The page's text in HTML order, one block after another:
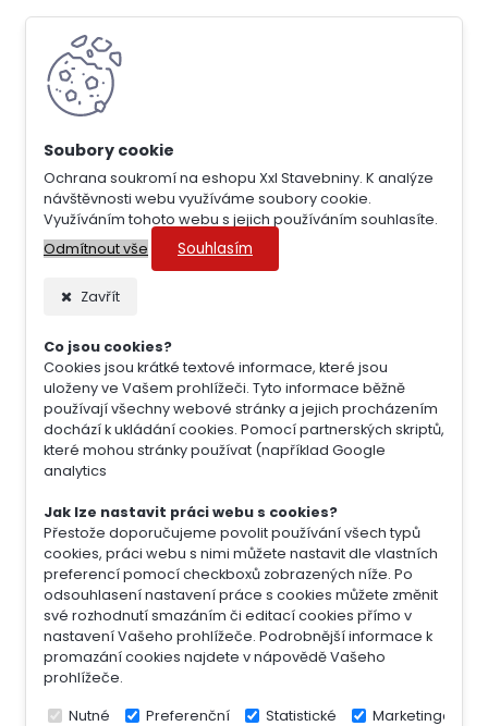
Ochrana soukromí na eshopu Xxl Stavebniny. K analýze
návštěvnosti webu využíváme soubory cookie.
Využíváním tohoto webu s jejich používáním souhlasíte.
Odmítnout vše
Souhlasím
Zavřít
Co jsou cookies?
Cookies jsou krátké textové informace, které jsou
uloženy ve Vašem prohlížeči. Tyto informace běžně
používají všechny webové stránky a jejich procházením
dochází k ukládání cookies. Pomocí partnerských skriptů,
které mohou stránky používat (například Google
analytics
Jak lze nastavit práci webu s cookies?
Přestože doporučujeme povolit používání všech typů
cookies, práci webu s nimi můžete nastavit dle vlastních
preferencí pomocí checkboxů zobrazených níže. Po
odsouhlasení nastavení práce s cookies můžete změnit
své rozhodnutí smazáním či editací cookies přímo v
nastavení Vašeho prohlížeče. Podrobnější informace k
promazání cookies najdete v nápovědě Vašeho
prohlížeče.
Nutné Preferenční Statistické Marketingové